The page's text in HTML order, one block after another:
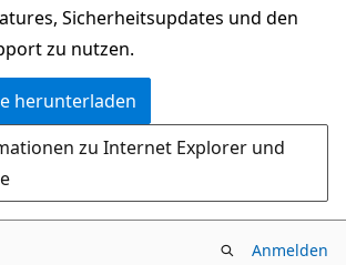
Sicherheitsupdates und den
zu nutzen.
herunterladen
zu Internet Explorer und
Anmelden